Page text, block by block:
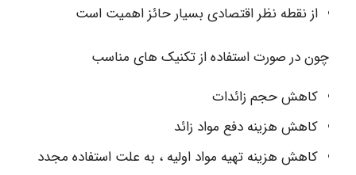
از نقطه نظر اقتصادی بسیار حائز اهمیت است
چون در صورت استفاده از تکنیک های مناسب
کاهش حجم زائدات
کاهش هزینه دفع مواد زائد
کاهش هزینه تهیه مواد اولیه ، به علت استفاده مجدد